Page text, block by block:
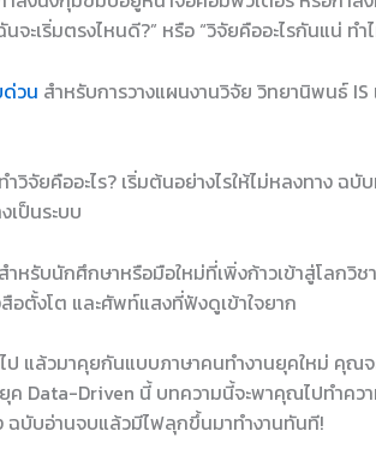
จะเริ่มตรงไหนดี?” หรือ “วิจัยคืออะไรกันแน่ ท
วน สำหรับการวางแผนงานวิจัย วิทยานิพนธ์
จัยคืออะไร? เริ่มต้นอย่างไรให้ไม่หลงทาง ฉบั
เป็นระบบ
รับนักศึกษาหรือมือใหม่ที่เพิ่งก้าวเข้าสู่โลกวิชา
ตั้งโต และศัพท์แสงที่ฟังดูเข้าใจยาก
ป แล้วมาคุยกันแบบภาษาคนทำงานยุคใหม่ คุณ
ค Data-Driven นี้ บทความนี้จะพาคุณไปทำคว
ฉบับอ่านจบแล้วมีไฟลุกขึ้นมาทำงานทันที!